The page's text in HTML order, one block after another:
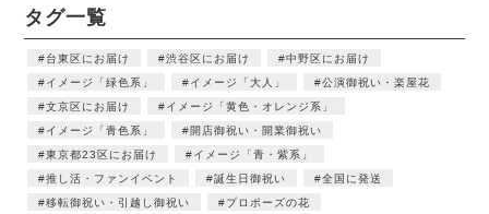
タグ一覧
台東区にお届け 渋谷区にお届け
中野区にお届け
イメージ「緑色系」
イメージ「大人」
公演御祝い・楽屋花
文京区にお届け
イメージ「黄色・オレンジ系」
イメージ「青色系」
開店御祝い・開業御祝い
東京都23区にお届け
イメージ「青・紫系」
推し活・ファンイベント
誕生日御祝い
全国に発送
移転御祝い・引越し御祝い
プロポーズの花